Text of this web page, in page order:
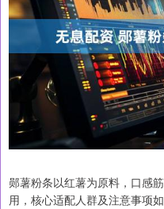
郧薯粉条以红薯为原料，口感
用，核心适配人群及注意事项如